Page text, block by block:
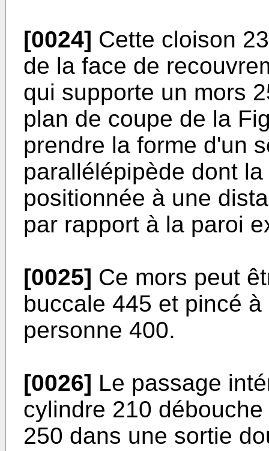
[0024] Cette cloison
de la face de
qui supporte un mors
plan de coupe de la
prendre la forme d'un
parallélépipède dont
positionnée à une
par rapport à la paroi
[0025] Ce mors peut
buccale 445 et pincé
personne 400.
[0026] Le passage
cylindre 210
250 dans une sortie